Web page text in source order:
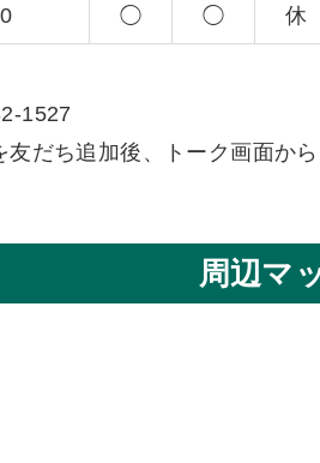
◯ ◯ 休
1527
友だち追加後、トーク画面か
周辺マ